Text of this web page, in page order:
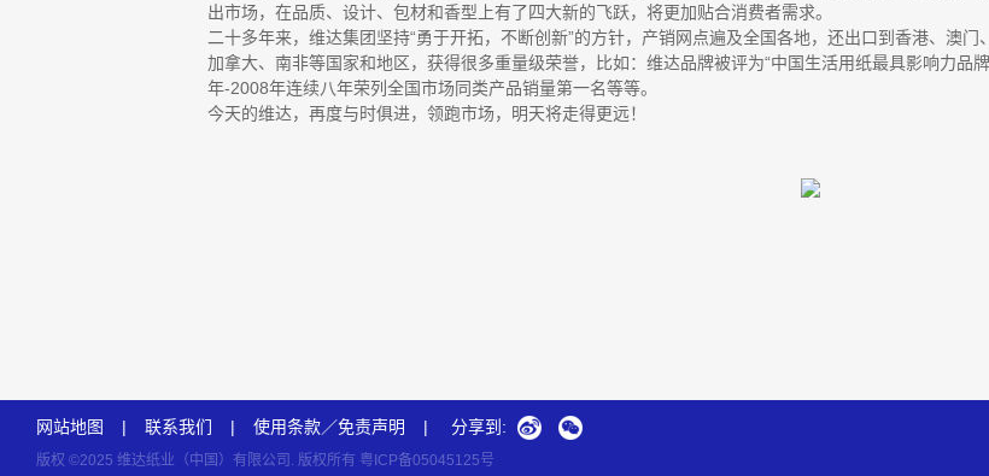
出市场，在品质、设计、包材和香型上有了四大新的飞跃，将更加贴合消费者需求。
二十多年来，维达集团坚持“勇于开拓，不断创新”的方针，产销网点遍及全国各地，还出口到香港、澳
加拿大、南非等国家和地区，获得很多重量级荣誉，比如：维达品牌被评为“中国生活用纸最具影响力品
年-2008年连续八年荣列全国市场同类产品销量第一名等等。
今天的维达，再度与时俱进，领跑市场，明天将走得更远！
网站地图 | 联系我们 | 使用条款／免责声明 | 分享到:
版权 ©2025 维达纸业（中国）有限公司. 版权所有 粤ICP备05045125号